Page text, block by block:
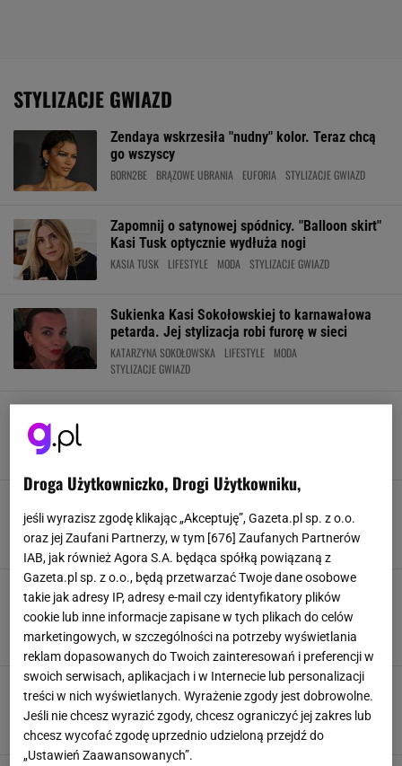
STYLIZACJE GWIAZD
Zendaya wskrzesiła "nudny" kolor. Teraz chcą
go wszyscy
BORN2BE BRĄZOWE UBRANIA EUFORIA STYLIZACJE GWIAZD
Zapomnij o satynowej spódnicy. "Balloon skirt"
Kasi Tusk optycznie wydłuża nogi
KASIA TUSK LIFESTYLE MODA STYLIZACJE GWIAZD
Sukienka Kasi Sokołowskiej to karnawałowa
petarda. Jej stylizacja robi furorę w sieci
KATARZYNA SOKOŁOWSKA LIFESTYLE
MODA
STYLIZACJE GWIAZD
Dereszowska pokazała, jak go nosić
ANNA DERESZOWSKA GARNITURY LIFESTYLE MODA
Jak nosić jeansy do kozaków? Trik Agnieszki
Woźniak-Starak to stylowy must have
AGNIESZKA WOŹNIAK-STARAK LIFESTYLE
STYLIZACJE GWIAZD
Francuzki już je mają, teraz nosi je Małgorzata
Socha. Botki "tressées" to hit 2026
BUTY LIFESTYLE MAŁGORZATA SOCHA MODA
Droga Użytkowniczko, Drogi Użytkowniku,
jeśli wyrazisz zgodę klikając „Akceptuję”, Gazeta.pl sp. z o.o.
oraz jej Zaufani Partnerzy, w tym [676] Zaufanych Partnerów
IAB, jak również Agora S.A. będąca spółką powiązaną z
Gazeta.pl sp. z o.o., będą przetwarzać Twoje dane osobowe
takie jak adresy IP, adresy e-mail czy identyfikatory plików
cookie lub inne informacje zapisane w tych plikach do celów
marketingowych, w szczególności na potrzeby wyświetlania
reklam dopasowanych do Twoich zainteresowań i preferencji w
swoich serwisach, aplikacjach i w Internecie lub personalizacji
treści w nich wyświetlanych. Wyrażenie zgody jest dobrowolne.
Jeśli nie chcesz wyrazić zgody, chcesz ograniczyć jej zakres lub
chcesz wycofać zgodę uprzednio udzieloną przejdź do
„Ustawień Zaawansowanych”.